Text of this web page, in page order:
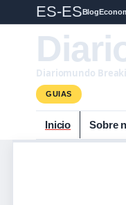
ES-ESBlog
Diariomundo
GUIAS
Inicio Sobre